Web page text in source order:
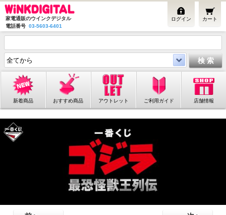
家電通販のウインクデジタル
電話番号 03-5603-6401
カート
ログイン
新着商品 おすすめ商品 アウトレット ご利用ガイド 店舗情報